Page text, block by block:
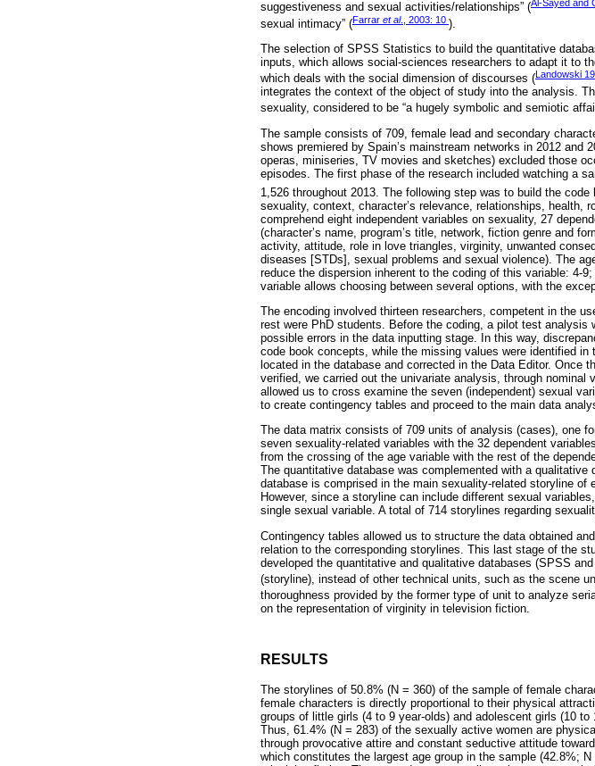
suggestiveness and sexual activities/relationships” (Al-Sayed and
sexual intimacy” (Farrar et al., 2003: 10 ).
The selection of SPSS Statistics to build the quantitative
inputs, which allows social-sciences researchers to adapt it to
which deals with the social dimension of discourses (Landowski
integrates the context of the object of study into the analysis.
sexuality, considered to be “a hugely symbolic and semiotic
The sample consists of 709, female lead and secondary
shows premiered by Spain’s mainstream networks in 2012
operas, miniseries, TV movies and sketches) excluded those
episodes. The first phase of the research included watching a
1,526 throughout 2013. The following step was to build the code
sexuality, context, character’s relevance, relationships, health,
comprehend eight independent variables on sexuality, 27
(character’s name, program’s title, network, fiction genre and
activity, attitude, role in love triangles, virginity, unwanted
diseases [STDs], sexual problems and sexual violence). The
reduce the dispersion inherent to the coding of this variable: 4-
variable allows choosing between several options, with the
The encoding involved thirteen researchers, competent in the
rest were PhD students. Before the coding, a pilot test
possible errors in the data inputting stage. In this way,
code book concepts, while the missing values were identified
located in the database and corrected in the Data Editor. Once
verified, we carried out the univariate analysis, through
allowed us to cross examine the seven (independent) sexual
to create contingency tables and proceed to the main data
The data matrix consists of 709 units of analysis (cases), one
seven sexuality-related variables with the 32 dependent
from the crossing of the age variable with the rest of the
The quantitative database was complemented with a
database is comprised in the main sexuality-related storyline
However, since a storyline can include different sexual
single sexual variable. A total of 714 storylines regarding
Contingency tables allowed us to structure the data obtained
relation to the corresponding storylines. This last stage of the
developed the quantitative and qualitative databases (SPSS
(storyline), instead of other technical units, such as the scene
thoroughness provided by the former type of unit to analyze
on the representation of virginity in television fiction.
RESULTS
The storylines of 50.8% (N = 360) of the sample of female
female characters is directly proportional to their physical
groups of little girls (4 to 9 year-olds) and adolescent girls (10
Thus, 61.4% (N = 283) of the sexually active women are
through provocative attire and constant seductive attitude
which constitutes the largest age group in the sample (42.8%;